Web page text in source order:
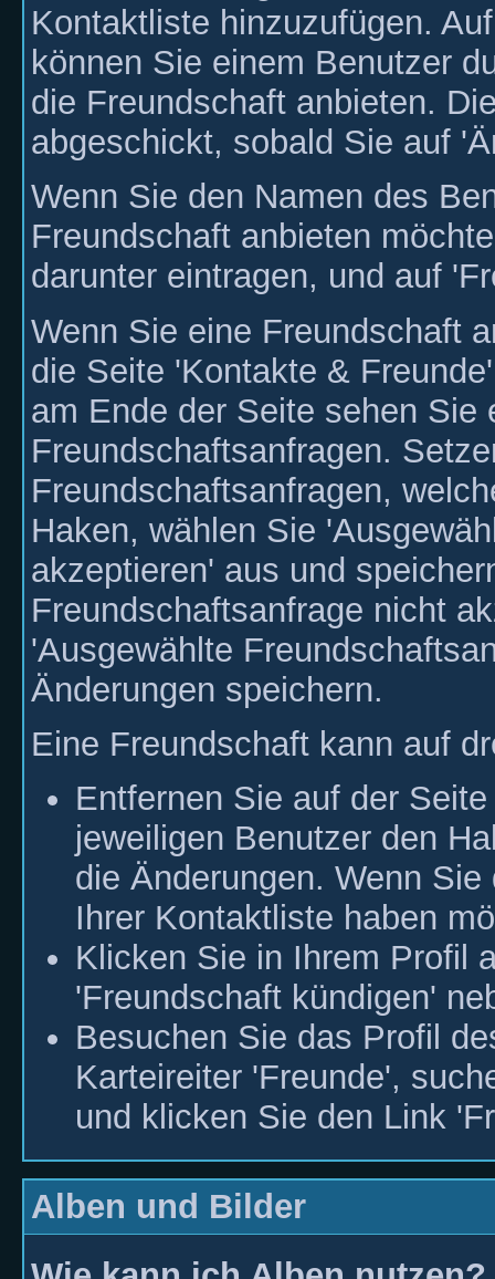
Kontaktliste hinzuzufügen.
können Sie einem Benutzer
die Freundschaft anbieten.
abgeschickt, sobald Sie auf
Wenn Sie den Namen des
Freundschaft anbieten
darunter eintragen, und auf
Wenn Sie eine Freundschaft
die Seite 'Kontakte &
am Ende der Seite sehen
Freundschaftsanfragen.
Freundschaftsanfragen,
Haken, wählen Sie
akzeptieren' aus und
Freundschaftsanfrage nicht
'Ausgewählte
Änderungen speichern.
Eine Freundschaft kann auf
Entfernen Sie auf der
jeweiligen Benutzer den
die Änderungen. Wenn
Ihrer Kontaktliste haben
Klicken Sie in Ihrem Profil
'Freundschaft kündigen'
Besuchen Sie das Profil
Karteireiter 'Freunde',
und klicken Sie den Link
Alben und Bilder